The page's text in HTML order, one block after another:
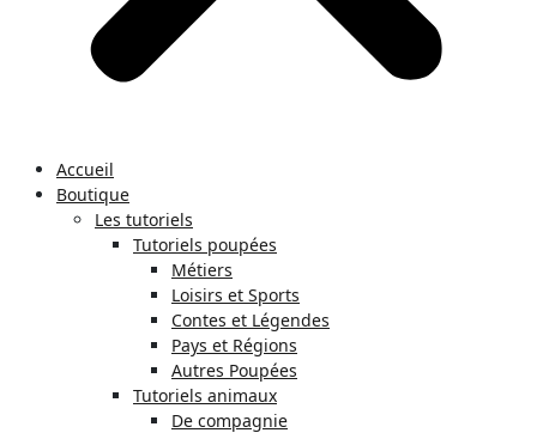
Accueil
Boutique
Les tutoriels
Tutoriels poupées
Métiers
Loisirs et Sports
Contes et Légendes
Pays et Régions
Autres Poupées
Tutoriels animaux
De compagnie